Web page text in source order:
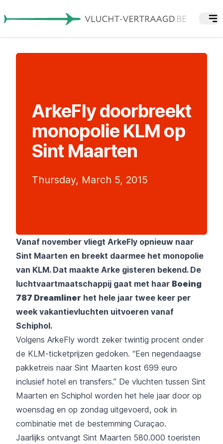
ArkeFly doorbreekt
monopolie KLM op
Sint Maarten
Thursday, March 5, 2015
Vanaf november vliegt ArkeFly opnieuw naar
Sint Maarten en breekt daarmee het monopolie
van KLM. Dat maakte Arke gisteren bekend. De
luchtvaartmaatschappij gaat met haar Boeing
787 Dreamliner het hele jaar twee keer per
week vakantievluchten uitvoeren vanaf
Schiphol.
Volgens ArkeFly wordt zeker twintig procent onder
de KLM-ticketprijzen gedoken. “Een negendaagse
pakketreis naar Sint Maarten kost 699 euro
inclusief hotel en transfers.” De vluchten tussen Sint
Maarten en Schiphol worden het hele jaar door op
woensdag en op zondag uitgevoerd, ook in
combinatie met de bestemming Curaçao.
Jaarlijks ontvangt Sint Maarten 580.000 toeristen